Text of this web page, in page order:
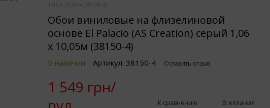
1,06 х 10,05м (38150-4)
Обои виниловые на флизелиновой
основе El Palacio (AS Creation) серый 1,06
х 10,05м (38150-4)
В наличии Артикул: 38150-4 Оставить отзыв
1 549 грн/
К сравнению В желания